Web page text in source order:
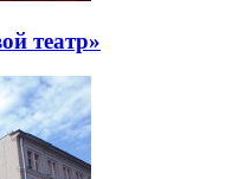
театр»